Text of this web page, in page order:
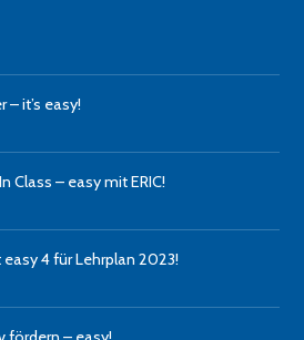
– it’s easy!
Class – easy mit ERIC!
4 für Lehrplan 2023!